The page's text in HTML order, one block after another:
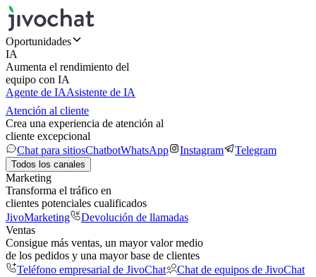
Oportunidades
IA
Aumenta el rendimiento del
equipo con IA
Agente de IAAsistente de IA
Atención al cliente
Crea una experiencia de atención al
cliente excepcional
Chat para sitiosChatbotWhatsApp Instagram Telegram
Todos los canales
Marketing
Transforma el tráfico en
clientes potenciales cualificados
JivoMarketing
Devolución de llamadas
Ventas
Consigue más ventas, un mayor valor medio
de los pedidos y una mayor base de clientes
Teléfono empresarial de JivoChat
Chat de equipos de JivoChat